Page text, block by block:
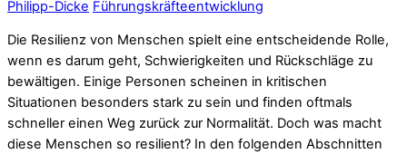
Philipp-Dicke Führungskräfteentwicklung
Die Resilienz von Menschen spielt eine entscheidende Rolle,
wenn es darum geht, Schwierigkeiten und Rückschläge zu
bewältigen. Einige Personen scheinen in kritischen
Situationen besonders stark zu sein und finden oftmals
schneller einen Weg zurück zur Normalität. Doch was macht
diese Menschen so resilient? In den folgenden Abschnitten